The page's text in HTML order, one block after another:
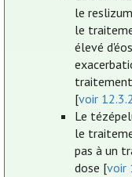
le
le
élevé
[voir
Le
le
pas à un
dose [voir